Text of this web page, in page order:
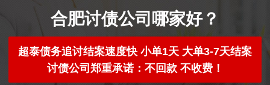
合肥讨债公司哪家好？
超泰债务追讨结案速度快 小单1天 大单3-7天结案
讨债公司郑重承诺：不回款 不收费！